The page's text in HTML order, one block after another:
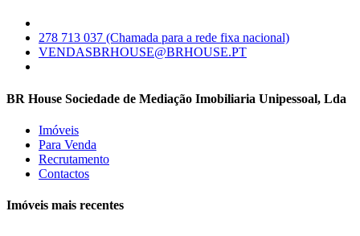
278 713 037 (Chamada para a rede fixa nacional)
VENDASBRHOUSE@BRHOUSE.PT
BR House Sociedade de Mediação Imobiliaria Unipessoal, Lda
Imóveis
Para Venda
Recrutamento
Contactos
Imóveis mais recentes